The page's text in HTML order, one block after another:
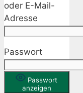
oder E-Mail-
Adresse
Passwort
Passwort
anzeigen